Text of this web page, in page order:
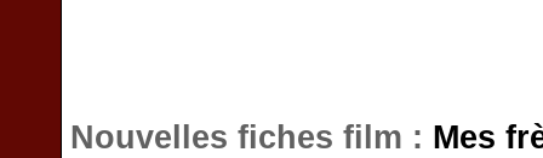
Nouvelles fiches film : Mes